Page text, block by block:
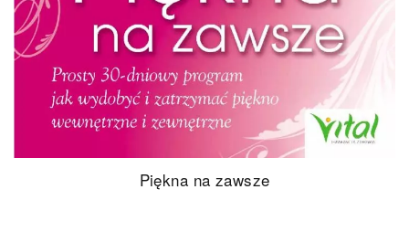
Piękna na zawsze